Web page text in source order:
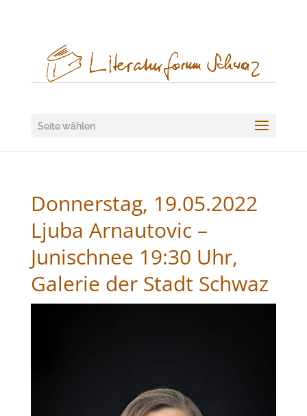
Seite wählen
Donnerstag, 19.05.2022
Ljuba Arnautovic –
Junischnee 19:30 Uhr,
Galerie der Stadt Schwaz